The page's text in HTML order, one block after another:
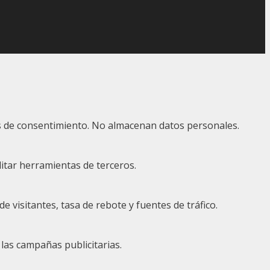
consentimiento. No almacenan datos personales.
herramientas de terceros.
visitantes, tasa de rebote y fuentes de tráfico.
campañas publicitarias.